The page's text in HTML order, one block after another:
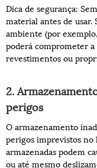
Dica de segurança:
material antes de usar.
ambiente (por
poderá comprometer a
revestimentos ou
2.
perigos
O armazenamento
perigos imprevistos no
armazenadas podem
ou até mesmo